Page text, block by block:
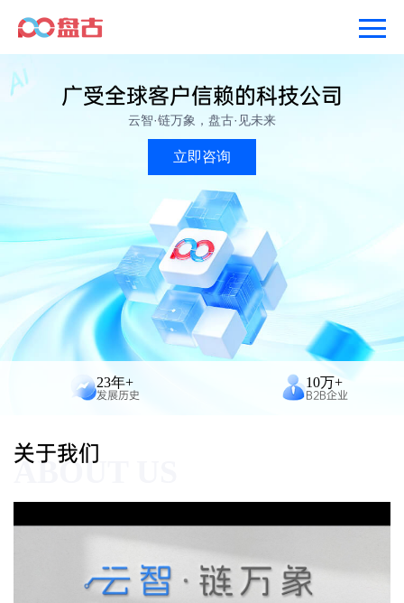
广受全球客户信赖的科技公司
云智·链万象，盘古·见未来
立即咨询
23年+
发展历史
10万+
B2B企业
关于我们
ABOUT US